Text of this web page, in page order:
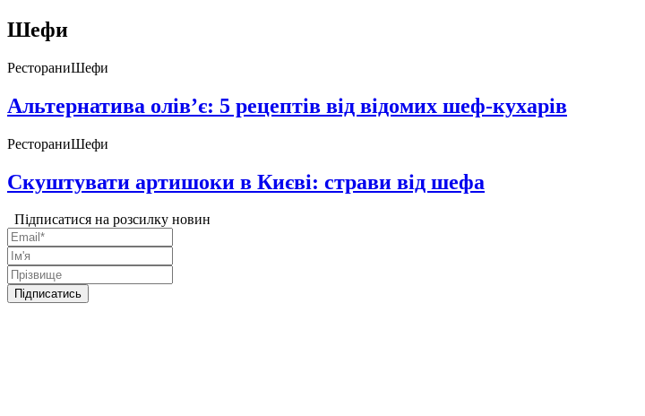
Шефи
РестораниШефи
Альтернатива олів’є: 5 рецептів від відомих шеф-кухарів
РестораниШефи
Скуштувати артишоки в Києві: страви від шефа
Підписатися на розсилку новин